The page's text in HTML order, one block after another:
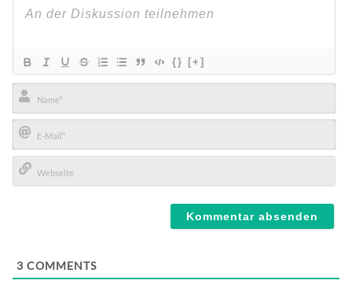
{} [+]
Name*
E-
Mail*
3 COMMENTS